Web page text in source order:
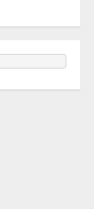
കൃഷ്ണ